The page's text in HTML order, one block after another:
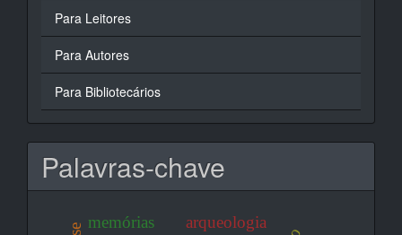
Para Leitores
Para Autores
Para Bibliotecários
Palavras-chave
arqueologia
memórias